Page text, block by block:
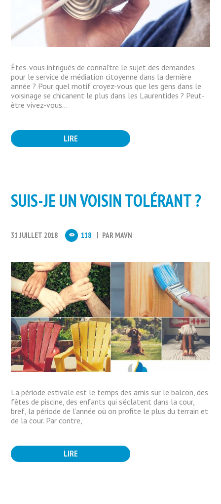
Êtes-vous intrigués de connaître le sujet des demandes
pour le service de médiation citoyenne dans la dernière
année ? Pour quel motif croyez-vous que les gens dans le
voisinage se chicanent le plus dans les Laurentides ? Peut-
être vivez-vous...
LIRE
SUIS-JE UN VOISIN TOLÉRANT ?
31 JUILLET 2018 118 PAR MAVN
La période estivale est le temps des amis sur le balcon, des
fêtes de piscine, des enfants qui s’éclatent dans la cour,
bref, la période de l’année où on profite le plus du terrain et
de la cour. Par contre,
LIRE